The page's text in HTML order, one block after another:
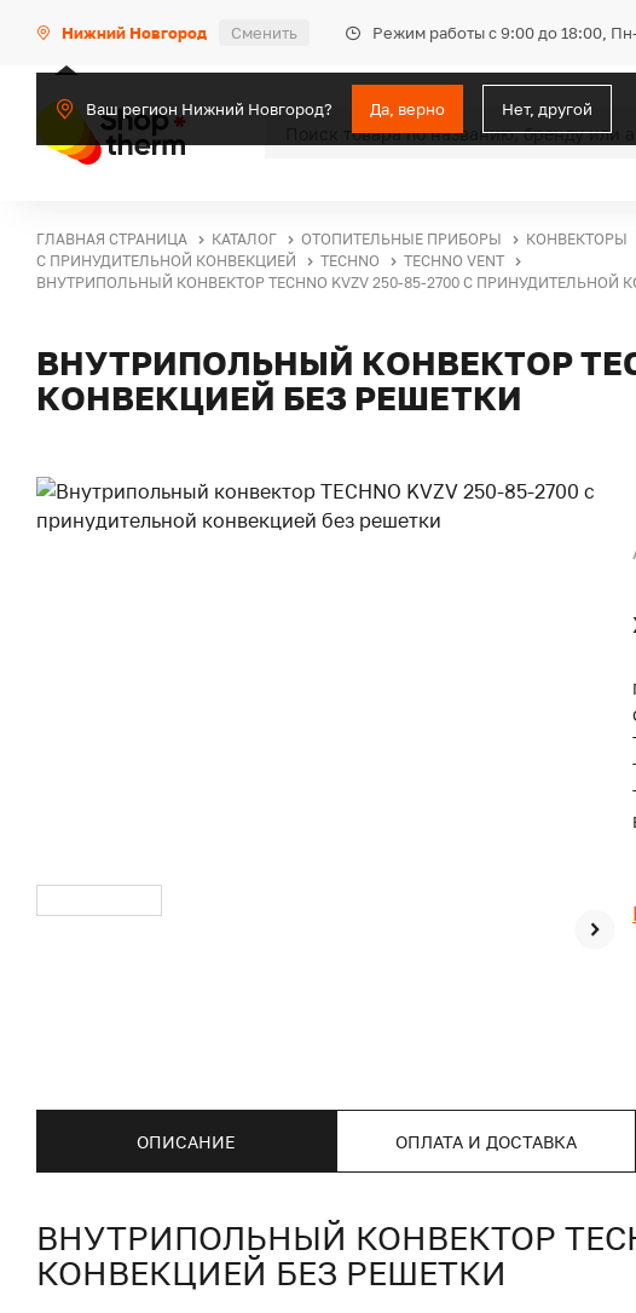
Нижний Новгород Сменить Режим работы с 9:00 до 18:00,
Ваш регион Нижний Новгород? Да, верно Нет, другой
ГЛАВНАЯ СТРАНИЦА КАТАЛОГ ОТОПИТЕЛЬНЫЕ ПРИБОРЫ КОНВЕКТОРЫ
С ПРИНУДИТЕЛЬНОЙ КОНВЕКЦИЕЙ
TECHNO
TECHNO VENT
ВНУТРИПОЛЬНЫЙ КОНВЕКТОР TECHNO KVZV 250-85-2700 С ПРИНУДИТЕЛЬНОЙ
ВНУТРИПОЛЬНЫЙ КОНВЕКТОР
КОНВЕКЦИЕЙ БЕЗ РЕШЕТКИ
ОПИСАНИЕ ОПЛАТА И ДОСТАВКА
ВНУТРИПОЛЬНЫЙ КОНВЕКТОР
КОНВЕКЦИЕЙ БЕЗ РЕШЕТКИ